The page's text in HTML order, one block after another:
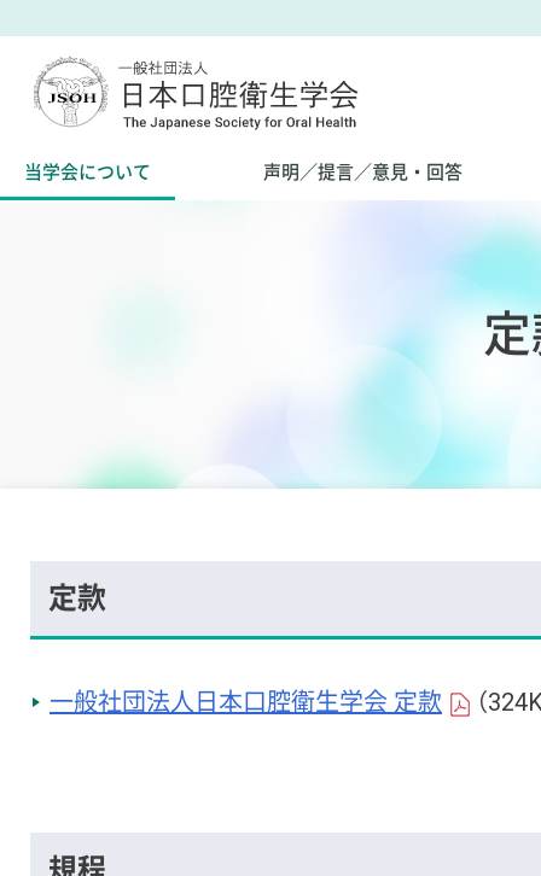
当学会について 声明／提言／意見・回答
定款
一般社団法人日本口腔衛生学会 定款 （